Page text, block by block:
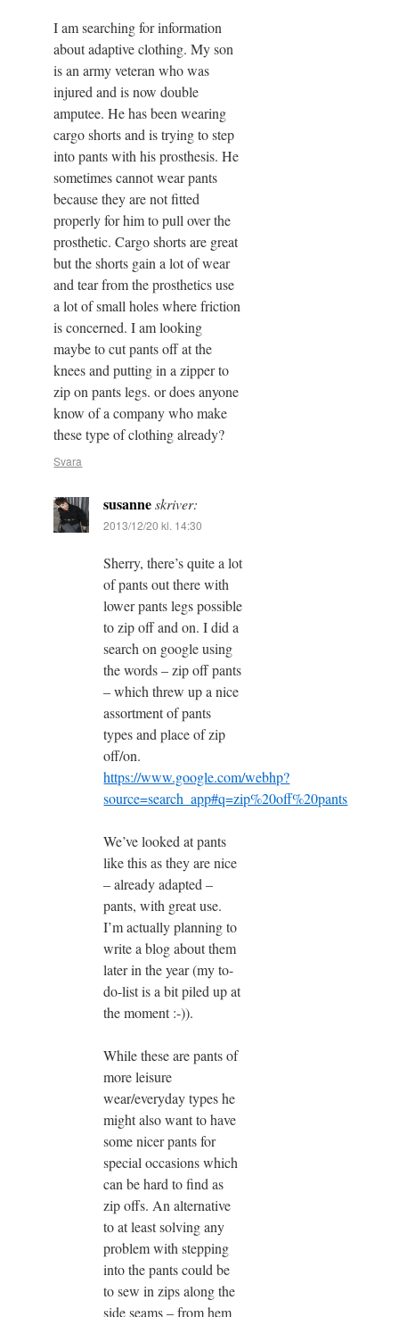
I am searching for information
about adaptive clothing. My son
is an army veteran who was
injured and is now double
amputee. He has been wearing
cargo shorts and is trying to step
into pants with his prosthesis. He
sometimes cannot wear pants
because they are not fitted
properly for him to pull over the
prosthetic. Cargo shorts are great
but the shorts gain a lot of wear
and tear from the prosthetics use
a lot of small holes where friction
is concerned. I am looking
maybe to cut pants off at the
knees and putting in a zipper to
zip on pants legs. or does anyone
know of a company who make
these type of clothing already?
Svara
susanne skriver:
2013/12/20 kl. 14:30
Sherry, there’s quite a lot
of pants out there with
lower pants legs possible
to zip off and on. I did a
search on google using
the words – zip off pants
– which threw up a nice
assortment of pants
types and place of zip
off/on.
https://www.google.com/webhp?
source=search_app#q=zip%20off%20pants
We’ve looked at pants
like this as they are nice
– already adapted –
pants, with great use.
I’m actually planning to
write a blog about them
later in the year (my to-
do-list is a bit piled up at
the moment :-)).
While these are pants of
more leisure
wear/everyday types he
might also want to have
some nicer pants for
special occasions which
can be hard to find as
zip offs. An alternative
to at least solving any
problem with stepping
into the pants could be
to sew in zips along the
side seams – from hem